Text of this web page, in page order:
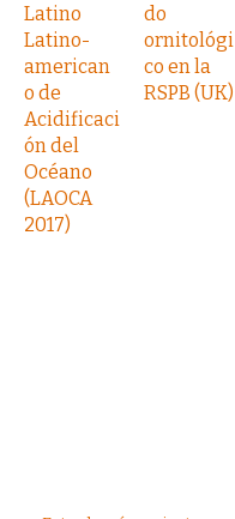
Latino
Latino-
american
o de
Acidificaci
ón del
Océano
(LAOCA
2017)
do
ornitológi
co en la
RSPB (UK)